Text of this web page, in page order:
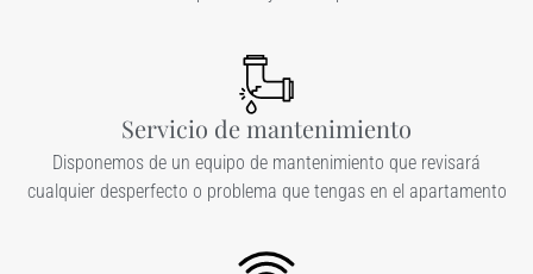
Servicio de mantenimiento
Disponemos de un equipo de mantenimiento que revisará
cualquier desperfecto o problema que tengas en el apartamento